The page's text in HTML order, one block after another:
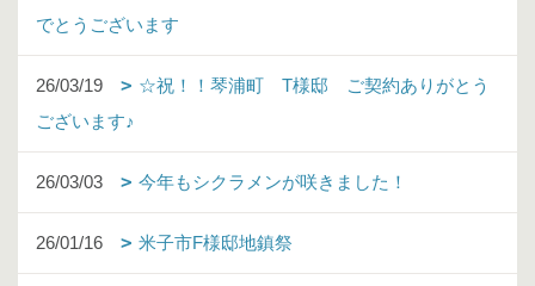
でとうございます
26/03/19
☆祝！！琴浦町 T様邸 ご契約ありがとう
ございます♪
26/03/03 今年もシクラメンが咲きました！
26/01/16 米子市F様邸地鎮祭